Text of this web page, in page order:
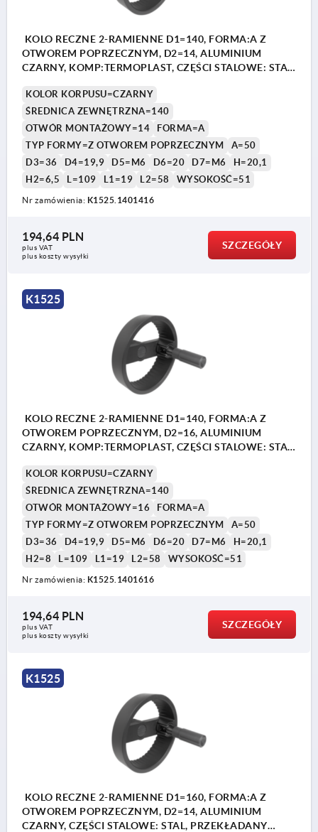
KOLO RECZNE 2-RAMIENNE D1=140, FORMA:A Z
OTWOREM POPRZECZNYM, D2=14, ALUMINIUM
CZARNY, KOMP:TERMOPLAST, CZĘŚCI STALOWE: STAL,
KOLOR KORPUSU=CZARNY
ŚREDNICA ZEWNĘTRZNA=140
OTWÓR MONTAŻOWY=14
FORMA=A
TYP FORMY=Z OTWOREM POPRZECZNYM
A=50
D3=36
D4=19,9 D5=M6 D6=20 D7=M6
H=20,1
H2=6,5
L=109 L1=19 L2=58 WYSOKOŚĆ=51
Nr zamówienia: K1525.1401416
194,64 PLN
plus VAT
plus koszty wysyłki
SZCZEGÓŁY
K1525
KOLO RECZNE 2-RAMIENNE D1=140, FORMA:A Z
OTWOREM POPRZECZNYM, D2=16, ALUMINIUM
CZARNY, KOMP:TERMOPLAST, CZĘŚCI STALOWE: STAL,
KOLOR KORPUSU=CZARNY
ŚREDNICA ZEWNĘTRZNA=140
OTWÓR MONTAŻOWY=16
FORMA=A
TYP FORMY=Z OTWOREM POPRZECZNYM
A=50
D3=36
D4=19,9 D5=M6 D6=20 D7=M6
H=20,1
H2=8
L=109 L1=19 L2=58 WYSOKOŚĆ=51
Nr zamówienia: K1525.1401616
194,64 PLN
plus VAT
plus koszty wysyłki
SZCZEGÓŁY
K1525
KOLO RECZNE 2-RAMIENNE D1=160, FORMA:A Z
OTWOREM POPRZECZNYM, D2=14, ALUMINIUM
CZARNY, CZĘŚCI STALOWE: STAL, PRZEKŁADANY